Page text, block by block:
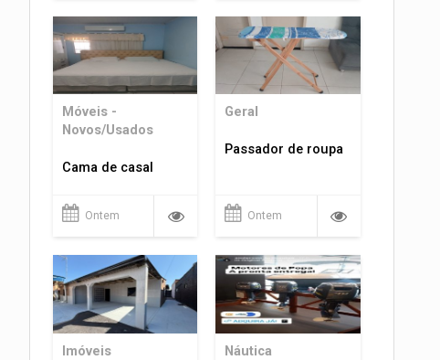
Móveis -
Novos/Usados
Cama de casal
Ontem
Geral
Passador de roupa
Ontem
Imóveis Náutica